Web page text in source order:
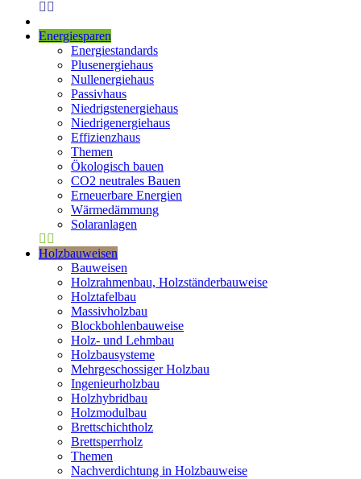
Energiesparen
Energiestandards
Plusenergiehaus
Nullenergiehaus
Passivhaus
Niedrigstenergiehaus
Niedrigenergiehaus
Effizienzhaus
Themen
Ökologisch bauen
CO2 neutrales Bauen
Erneuerbare Energien
Wärmedämmung
Solaranlagen
Holzbauweisen
Bauweisen
Holzrahmenbau, Holzständerbauweise
Holztafelbau
Massivholzbau
Blockbohlenbauweise
Holz- und Lehmbau
Holzbausysteme
Mehrgeschossiger Holzbau
Ingenieurholzbau
Holzhybridbau
Holzmodulbau
Brettschichtholz
Brettsperrholz
Themen
Nachverdichtung in Holzbauweise